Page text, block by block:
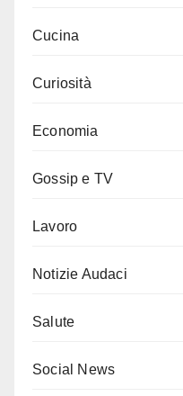
Cucina
Curiosità
Economia
Gossip e TV
Lavoro
Notizie Audaci
Salute
Social News